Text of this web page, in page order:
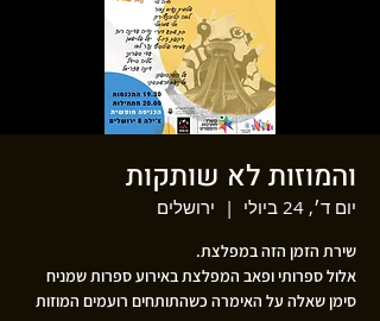
והמוזות לא שותקות
יום ד׳, 24 ביולי
  |
ירושלים
אלול ספרותי ופאב המפלצת באירוע ספרות שמניח
סימן שאלה על האימרה כשהתותחים רועמים המוזות